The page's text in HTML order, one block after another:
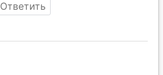
Ответить